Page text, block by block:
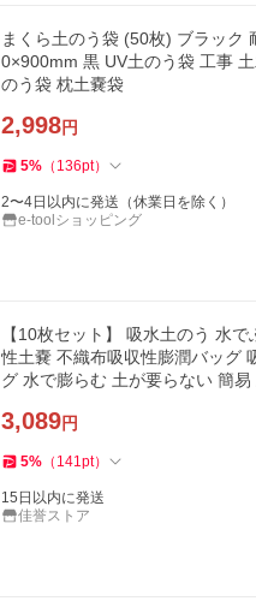
まくら土のう袋 (50枚) ブラック
0×900mm 黒 UV土のう袋 工事
のう袋 枕土嚢袋
2,998円
5% （ 136pt）
2〜4日以内に発送（休業日を除く）
e-toolショッピング
【10枚セット】 吸水土のう 水で
性土嚢 不織布吸収性膨潤バッグ
グ 水で膨らむ 土が要らない 簡易
3,089円
5% （ 141pt）
15日以内に発送
佳誉ストア